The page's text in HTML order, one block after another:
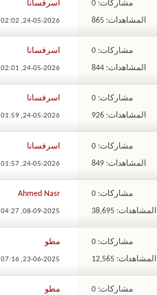
مشاركات: 0
المشاهدات: 865
اسرفسانا
24-05-2026,
02:02 PM
مشاركات: 0
المشاهدات: 844
اسرفسانا
24-05-2026,
02:01 PM
مشاركات: 0
المشاهدات: 926
اسرفسانا
24-05-2026,
01:59 PM
مشاركات: 0
المشاهدات: 849
اسرفسانا
24-05-2026,
01:57 PM
مشاركات: 0
المشاهدات: 38,695
Ahmed Nasr
08-09-2025,
04:27 PM
مشاركات: 0
المشاهدات: 12,565
مطو
23-06-2025,
07:16 AM
مشاركات: 0 مطو